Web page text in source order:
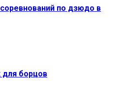
по дзюдо в
для борцов